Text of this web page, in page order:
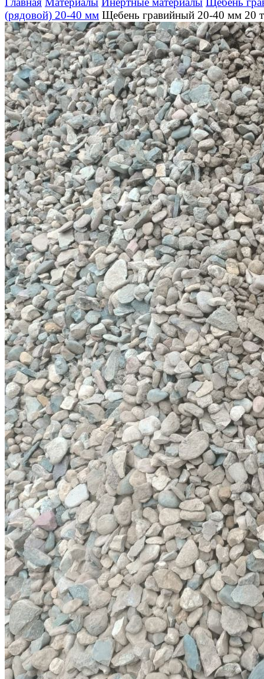
(рядовой) 20-40 мм Щебень гравийный 20-40 мм 20 т